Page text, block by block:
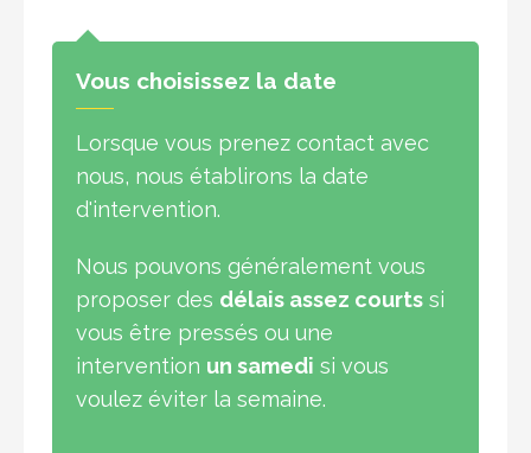
Vous choisissez la date
Lorsque vous prenez contact avec
nous, nous établirons la date
d'intervention.
Nous pouvons généralement vous
proposer des délais assez courts si
vous être pressés ou une
intervention un samedi si vous
voulez éviter la semaine.